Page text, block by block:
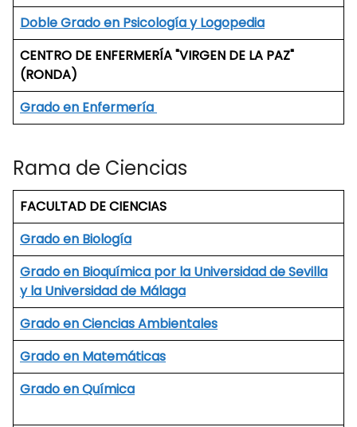
Doble Grado en Psicología y Logopedia
CENTRO DE ENFERMERÍA "VIRGEN DE LA PAZ"
(RONDA)
Grado en Enfermería
Rama de Ciencias
FACULTAD DE CIENCIAS
Grado en Biología
Grado en Bioquímica por la Universidad de Sevilla
y la Universidad de Málaga
Grado en Ciencias Ambientales
Grado en Matemáticas
Grado en Química